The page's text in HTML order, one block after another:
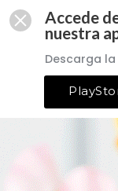
Accede
nuestra
Descarga la